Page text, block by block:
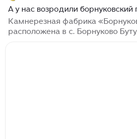
А у нас возродили
Камнерезная фабрика
расположена в с. Борнуково